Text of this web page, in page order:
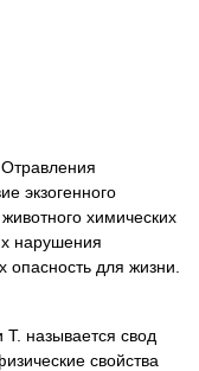
экзогенного
химических
нарушения
для жизни.
называется свод
свойства